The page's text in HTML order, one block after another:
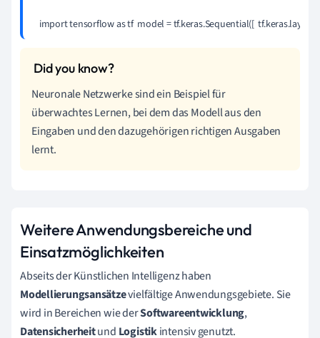
import tensorflow as tf  model = tf.keras.Sequential([
Neuronale Netzwerke sind ein Beispiel für
überwachtes Lernen, bei dem das Modell aus den
Eingaben und den dazugehörigen richtigen Ausgaben
lernt.
Weitere Anwendungsbereiche und
Einsatzmöglichkeiten
Abseits der Künstlichen Intelligenz haben
Modellierungsansätzevielfältige Anwendungsgebiete. Sie
wird in Bereichen wie derSoftwareentwicklung,
Datensicherheitund Logistikintensiv genutzt.